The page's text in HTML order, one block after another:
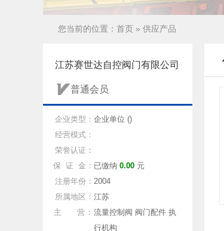
您当前的位置： 首页 » 供应产品
江苏赛世达自控阀门有限公司
普通会员
企业类型： 企业单位 ()
经营模式：
荣誉认证：
保 证 金： 已缴纳 0.00 元
注册年份： 2004
所属地区： 江苏
主 营： 流量控制阀 阀门配件 执
行机构